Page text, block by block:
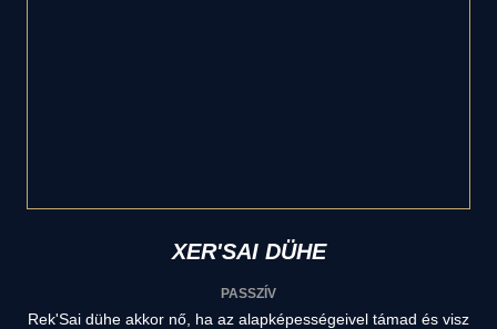
XER'SAI DÜHE
PASSZÍV
Rek'Sai dühe akkor nő, ha az alapképességeivel támad és visz